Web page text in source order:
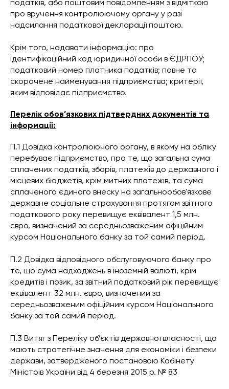
податків, або поштовим повідомленням з відміткою
про вручення контролюючому органу у разі
надсилання податкової декларації поштою.
Крім того, надавати інформацію: про
ідентифікаційний код юридичної особи в ЄДРПОУ;
податковий номер платника податків; повне та
скорочене найменування підприємства; критерії,
яким відповідає підприємство.
Перелік обов’язкових підтвердних документів та
інформації:
П.1 Довідка контролюючого органу, в якому на обліку
перебуває підприємство, про те, що загальна сума
сплачених податків, зборів, платежів до державного і
місцевих бюджетів, крім митних платежів, та сума
сплаченого єдиного внеску на загальнообов'язкове
державне соціальне страхування протягом звітного
податкового року перевищує еквівалент 1,5 млн.
євро, визначений за середньозваженим офіційним
курсом Національного банку за той самий період.
П.2 Довідка відповідного обслуговуючого банку про
те, що сума надходжень в іноземній валюті, крім
кредитів і позик, за звітний податковий рік перевищує
еквівалент 32 млн. євро, визначений за
середньозваженим офіційним курсом Національного
банку за той самий період.
П.3 Витяг з Переліку об’єктів державної власності, що
мають стратегічне значення для економіки і безпеки
держави, затвердженого постановою Кабінету
Міністрів України від 4 березня 2015 р. № 83